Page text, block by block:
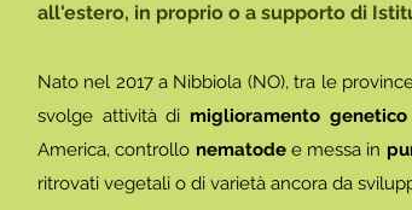
all'estero, in proprio o a supporto di
Nato nel 2017 a Nibbiola (NO), tra le
svolge attività di miglioramento genetico
America, controllo nematode e messa in
ritrovati vegetali o di varietà ancora da